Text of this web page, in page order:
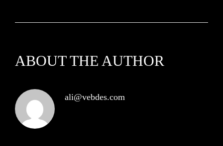
ABOUT THE AUTHOR
ali@vebdes.com